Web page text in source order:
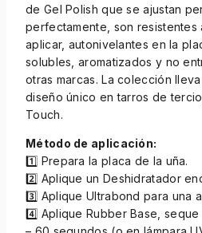
de Gel Polish que se ajustan
perfectamente, son
aplicar, autonivelantes en la
solubles, aromatizados y no
otras marcas. La colección
diseño único en tarros de
Touch.
Método de aplicación:
1️⃣ Prepara la placa de la uña.
2️⃣ Aplique un Deshidratador
3️⃣ Aplique Ultrabond para una
4️⃣ Aplique Rubber Base, seque